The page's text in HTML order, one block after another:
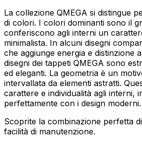
La collezione QMEGA si distingue
di colori. I colori dominanti sono il
conferiscono agli interni un
minimalista. In alcuni disegni
che aggiunge energia e distinzione
disegni dei tappeti QMEGA sono
ed eleganti. La geometria è un
intervallata da elementi astratti.
carattere e individualità agli interni,
perfettamente con i design moderni.
Scoprite la combinazione perfetta
facilità di manutenzione.